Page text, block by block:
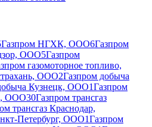
Газпром НГХК, ООО6Газпром
ООО5Газпром
газомоторное топливо,
ООО2Газпром добыча
Кузнецк, ООО1Газпром
ООО30Газпром трансгаз
трансгаз Краснодар,
Петербург, ООО1Газпром